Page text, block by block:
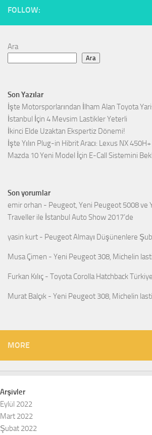
FOLLOW:
Ara
Ara
Son Yazılar
İşte Motorsporlarından İlham Alan Toyota
İstanbul İçin 4 Mevsim Lastikler Yeterli
İkinci Elde Uzaktan Ekspertiz Dönemi!
İşte Yılın Plug-in Hibrit Aracı: Lexus NX 450H+
Mazda 10 Yeni Model İçin E-Call Sistemini
Son yorumlar
emir orhan - Peugeot, Yeni Peugeot 5008 ve
Traveller ile İstanbul Auto Show 2017’de
yasin kurt - Peugeot Almayı Düşünenlere
Musa Çimen - Yeni Peugeot 308, Michelin
Furkan Kılıç - Toyota Corolla Hatchback
Murat Balçık - Yeni Peugeot 308, Michelin
MORE
Arşivler
Eylül 2022
Mart 2022
Şubat 2022